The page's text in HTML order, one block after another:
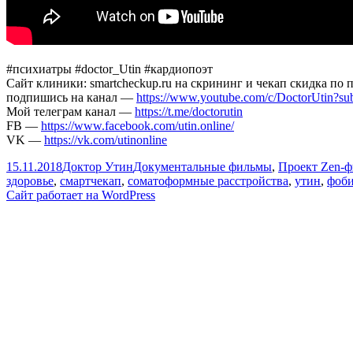
#психиатры #doctor_Utin #кардиопоэт
Сайт клиники: smartcheckup.ru на скрининг и чекап скидка по
подпишись на канал — https://www.youtube.com/c/
Мой телеграм канал — https://t.me/doctorutin
FB — https://www.facebook.com/utin.online/
VK — https://vk.com/utinonline
Опубликовано
15.11.2018Автор
Доктор УтинРубрики
Документальные фильмы, Проект Zen-
здоровье, смартчекап, соматоформные расстройства, утин,
Сайт работает на WordPress